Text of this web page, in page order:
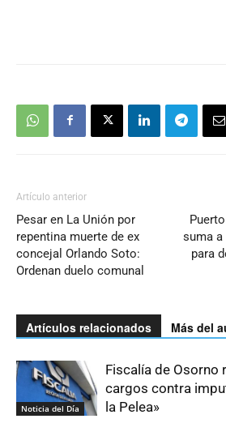
Artículo anterior
Pesar en La Unión por
repentina muerte de ex
concejal Orlando Soto:
Ordenan duelo comunal
suma
para
Artículos relacionados Más del
Noticia del Día
Fiscalía de Osorno
cargos contra
la Pelea»